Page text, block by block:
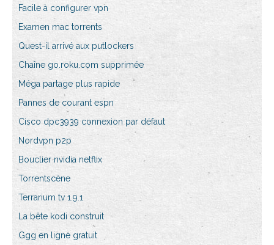
Facile à configurer vpn
Examen mac torrents
Quest-il arrivé aux putlockers
Chaîne go.roku.com supprimée
Méga partage plus rapide
Pannes de courant espn
Cisco dpc3939 connexion par défaut
Nordvpn p2p
Bouclier nvidia netflix
Torrentscène
Terrarium tv 1.9.1
La bête kodi construit
Ggg en ligne gratuit